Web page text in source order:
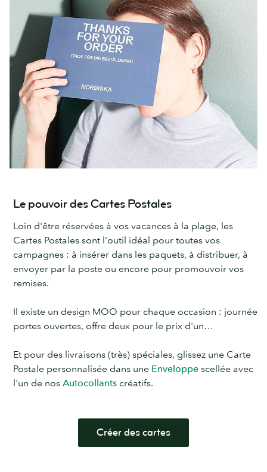
Le pouvoir des Cartes Postales
Loin d'être réservées à vos vacances à la plage, les
Cartes Postales sont l'outil idéal pour toutes vos
campagnes : à insérer dans les paquets, à distribuer, à
envoyer par la poste ou encore pour promouvoir vos
remises.
Il existe un design MOO pour chaque occasion : journée
portes ouvertes, offre deux pour le prix d'un…
Et pour des livraisons (très) spéciales, glissez une Carte
Postale personnalisée dans une Enveloppe scellée avec
l'un de nos Autocollants créatifs.
Créer des cartes